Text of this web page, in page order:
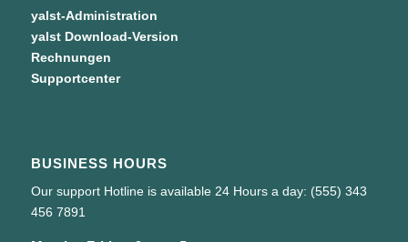
yalst-Administration
yalst Download-Version
Rechnungen
Supportcenter
BUSINESS HOURS
Our support Hotline is available 24 Hours a day: (555) 343
456 7891